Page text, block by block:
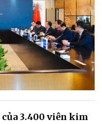
3.400 viên kim